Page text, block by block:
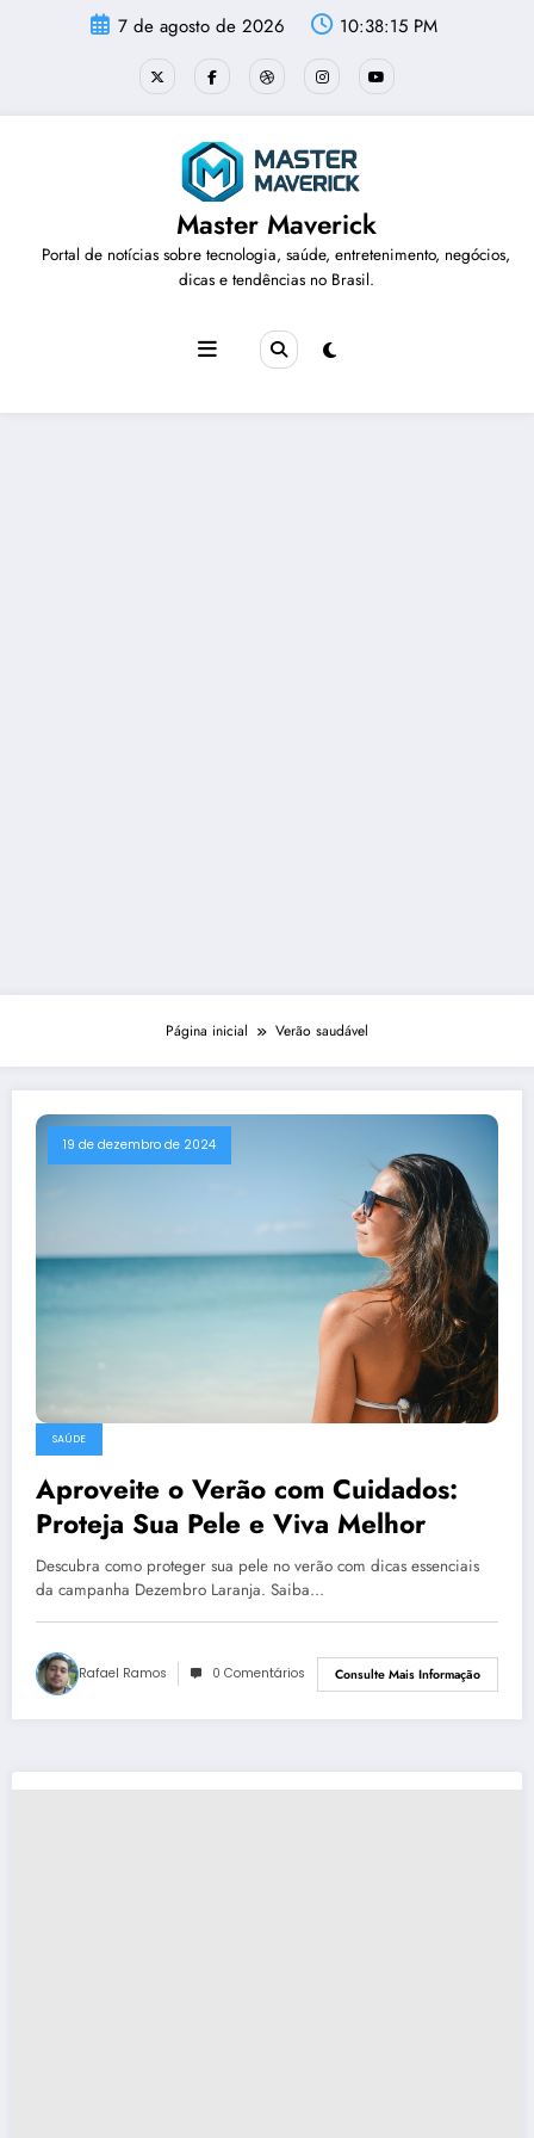
7 de agosto de 2026 10:38:15 PM
Master Maverick
Portal de notícias sobre tecnologia, saúde, entretenimento, negócios,
dicas e tendências no Brasil.
Página inicial Verão saudável
19 de dezembro de 2024
SAÚDE
Aproveite o Verão com Cuidados:
Proteja Sua Pele e Viva Melhor
Descubra como proteger sua pele no verão com dicas essenciais
da campanha Dezembro Laranja. Saiba…
Rafael Ramos 0 Comentários Consulte Mais Informação